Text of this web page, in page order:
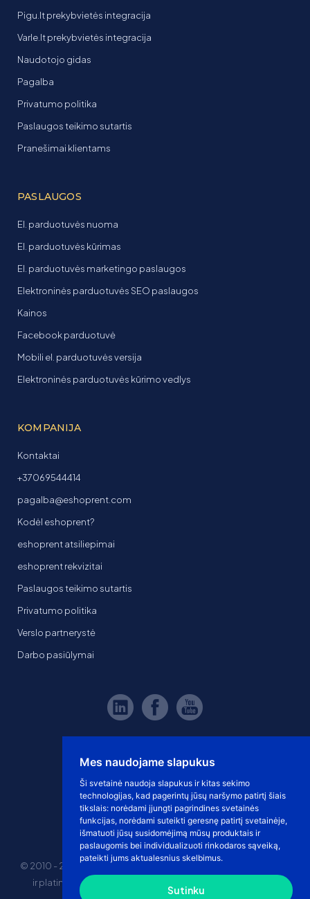
Mes naudojame slapukus
Ši svetainė naudoja slapukus ir kitas sekimo
technologijas, kad pagerintų jūsų naršymo patirtį šiais
tikslais: norėdami įjungti pagrindines svetainės
funkcijas, norėdami suteikti geresnę patirtį svetainėje,
išmatuoti jūsų susidomėjimą mūsų produktais ir
paslaugomis bei individualizuoti rinkodaros sąveiką,
pateikti jums aktualesnius skelbimus.
Sutinku
Pigu.lt prekybvietės integracija
Varle.lt prekybvietės integracija
Naudotojo gidas
Pagalba
Privatumo politika
Paslaugos teikimo sutartis
Pranešimai klientams
PASLAUGOS
El. parduotuvės nuoma
El. parduotuvės kūrimas
El. parduotuvės marketingo paslaugos
Elektroninės parduotuvės SEO paslaugos
Kainos
Facebook parduotuvė
Mobili el. parduotuvės versija
Elektroninės parduotuvės kūrimo vedlys
KOMPANIJA
Kontaktai
+37069544414
pagalba@eshoprent.com
Kodėl eshoprent?
eshoprent atsiliepimai
eshoprent rekvizitai
Paslaugos teikimo sutartis
Privatumo politika
Verslo partnerystė
Darbo pasiūlymai
© 2010 - 2026 eshoprent prekinis ženklas saugomas. Kopijuoti
ir platinti svetainės turinį be sutikimo griežtai draudžiama.